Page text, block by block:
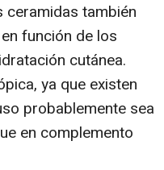
ceramidas también
función de los
cutánea.
ya que existen
probablemente sea
en complemento